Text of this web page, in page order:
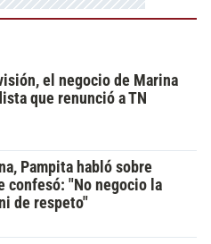
el negocio de Marina
que renunció a TN
Pampita habló sobre
confesó: "No negocio la
de respeto"